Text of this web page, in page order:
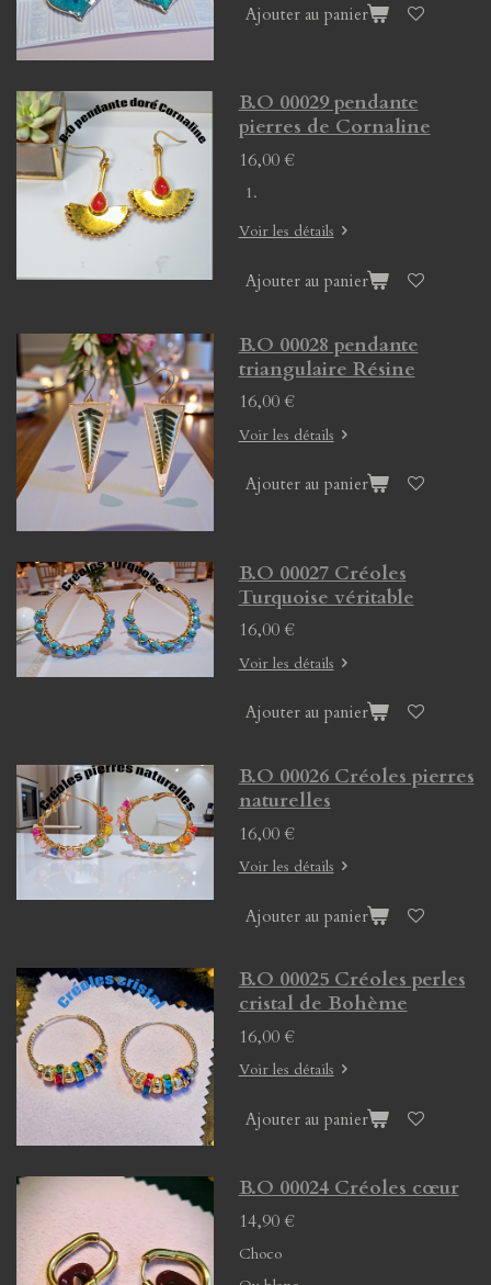
Ajouter au panier
B.O 00029 pendante
pierres de Cornaline
16,00 €
Voir les détails
Ajouter au panier
B.O 00028 pendante
triangulaire Résine
16,00 €
Voir les détails
Ajouter au panier
B.O 00027 Créoles
Turquoise véritable
16,00 €
Voir les détails
Ajouter au panier
B.O 00026 Créoles pierres
naturelles
16,00 €
Voir les détails
Ajouter au panier
B.O 00025 Créoles perles
cristal de Bohème
16,00 €
Voir les détails
Ajouter au panier
B.O 00024 Créoles cœur
14,90 €
Choco